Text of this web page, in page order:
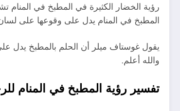
رؤية الخضار الكثيرة في المطبخ في المنام
المطبخ في المنام يدل على وقوعها على
يقول غوستاف ميلر أن الحلم بالمطبخ يدل
والله أعلم.
تفسير رؤية المطبخ في المنام